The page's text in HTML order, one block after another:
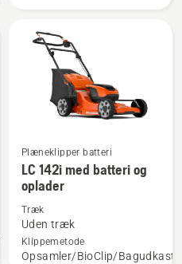
Se
flere
detaljer
om
LC 142i
med
Plæneklipper batteri
LC 142i med batteri og
oplader
Træk
Uden træk
Klippemetode
Opsamler/BioClip/Bagudkast